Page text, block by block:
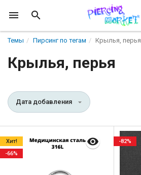
Темы Пирсинг по тегам Крылья, перья
Крылья, перья
Дата добавления
Хит!
-66%
-82%